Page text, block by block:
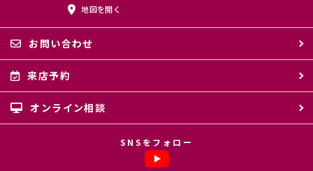
地図を開く
お問い合わせ
来店予約
オンライン相談
SNSをフォロー